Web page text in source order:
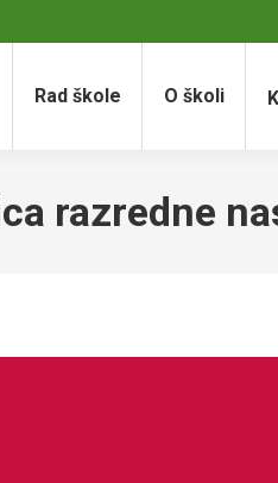
Rad škole O školi
razredne